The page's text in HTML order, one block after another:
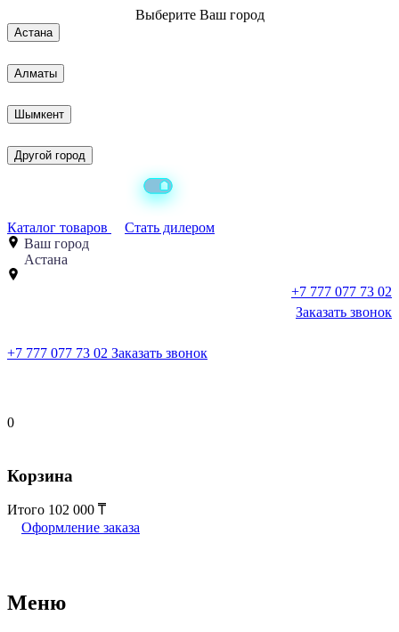
Выберите Ваш город
Астана
Алматы
Шымкент
Другой город
Каталог товаров
Стать дилером
Ваш город
Астана
+7 777 077 73 02
Заказать звонок
+7 777 077 73 02 Заказать звонок
0
Корзина
Итого 102 000
Оформление заказа
Меню